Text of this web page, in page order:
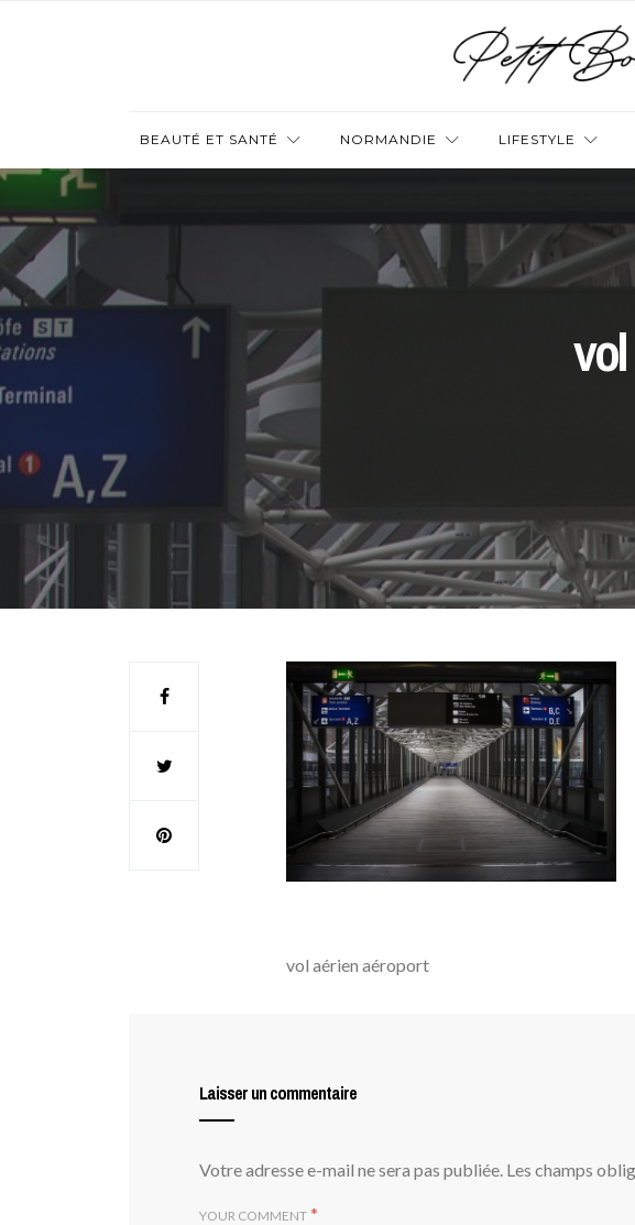
BEAUTÉ ET SANTÉ NORMANDIE LIFESTYLE
vol aérien aéroport
Laisser un commentaire
Votre adresse e-mail ne sera pas publiée. Les champs
YOUR COMMENT *